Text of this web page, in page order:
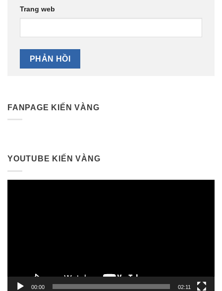
FANPAGE KIẾN VÀNG
YOUTUBE KIẾN VÀNG
00:00 02:11
Trang web